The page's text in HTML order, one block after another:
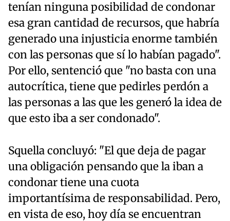
tenían ninguna posibilidad de condonar
esa gran cantidad de recursos, que habría
generado una injusticia enorme también
con las personas que sí lo habían pagado".
Por ello, sentenció que "no basta con una
autocrítica, tiene que pedirles perdón a
las personas a las que les generó la idea de
que esto iba a ser condonado".
Squella concluyó: "El que deja de pagar
una obligación pensando que la iban a
condonar tiene una cuota
importantísima de responsabilidad. Pero,
en vista de eso, hoy día se encuentran